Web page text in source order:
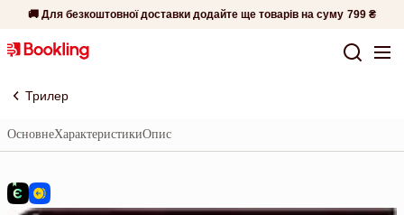
🚚 Для безкоштовної доставки додайте ще товарів на суму 799 ₴
Трилер
ОсновнеХарактеристикиОпис